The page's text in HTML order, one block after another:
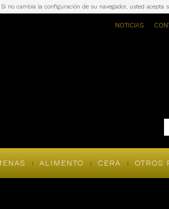
no cambia la configuración de su navegador, usted acepta
NOTICIAS
ALIMENTO CERA OTROS